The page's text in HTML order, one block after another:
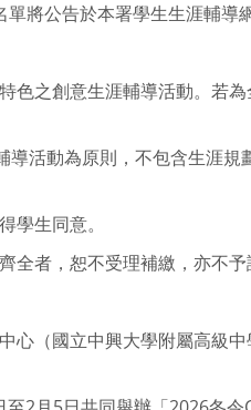
將公告於本署學生生涯輔導網
色之創意生涯輔導活動。若
活動為原則，不包含生涯
學生同意。
者，恕不受理補繳，亦不予
心（國立中興大學附屬高級